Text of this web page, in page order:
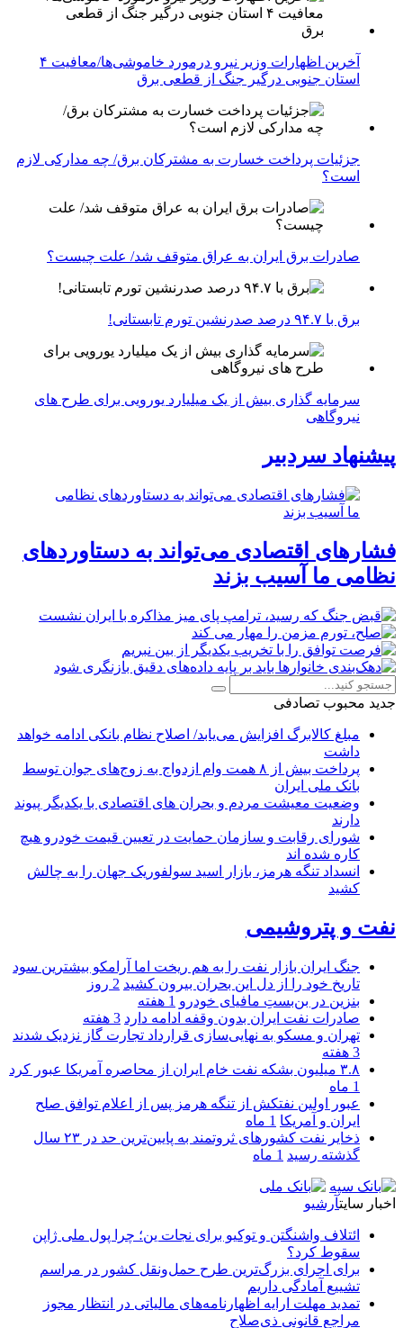
آخرین اظهارات وزیر نیرو درمورد خاموشی‌ها/معافیت ۴
استان جنوبی درگیر جنگ از قطعی برق
جزئیات پرداخت خسارت به مشترکان برق/ چه مدارکی لازم
است؟
صادرات برق ایران به عراق متوقف شد/ علت چیست؟
برق با ۹۴.۷ درصد صدرنشین تورم تابستانی!
سرمایه گذاری بیش از یک میلیارد یورویی برای طرح های
نیروگاهی
پیشنهاد سردبیر
فشارهای اقتصادی می‌تواند به دستاوردهای
نظامی ما آسیب بزند
جدید محبوب تصادفی
مبلغ کالابرگ افزایش می‌یابد/ اصلاح نظام بانکی ادامه خواهد
داشت
پرداخت بیش از ۸ همت وام ازدواج به زوج‌های جوان توسط
بانک ملی ایران
وضعیت معیشت مردم و بحران های اقتصادی با یکدیگر پیوند
دارند
شورای رقابت و سازمان حمایت در تعیین قیمت خودرو هیچ
کاره شده اند
انسداد تنگه هرمز، بازار اسید سولفوریک جهان را به چالش
کشید
نفت و پتروشیمی
جنگ ایران بازار نفت را به هم ریخت اما آرامکو بیشترین سود
تاریخ خود را از دل این بحران بیرون کشید 2 روز
بنزین در بن‌بستِ مافیای خودرو 1 هفته
صادرات نفت ایران بدون وقفه ادامه دارد 3 هفته
تهران و مسکو به نهایی‌سازی قرارداد تجارت گاز نزدیک شدند
3 هفته
۳.۸ میلیون بشکه نفت خام ایران از محاصره آمریکا عبور کرد
1 ماه
عبور اولین نفتکش از تنگه هرمز پس از اعلام توافق صلح
ایران و آمریکا 1 ماه
ذخایر نفت کشورهای ثروتمند به پایین‌ترین حد در ۲۳ سال
گذشته رسید 1 ماه
اخبار سایتآرشیو
ائتلاف واشنگتن و توکیو برای نجات ین؛ چرا پول ملی ژاپن
سقوط کرد؟
برای اجرای بزرگ‌ترین طرح حمل‌ونقل کشور در مراسم
تشییع آمادگی داریم
تمدید مهلت ارایه اظهارنامه‌های مالیاتی در انتظار مجوز
مراجع قانونی ذی‌‏صلاح